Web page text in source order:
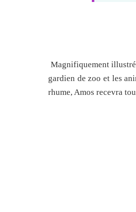
Magnifiquement
gardien de zoo et les
rhume, Amos recevra